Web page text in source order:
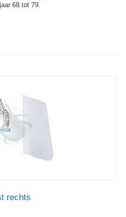
68 tot 79.
rechts